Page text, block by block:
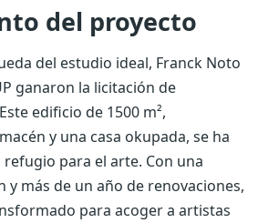
del proyecto
del estudio ideal, Franck Noto
ganaron la licitación de
edificio de 1500 m²,
y una casa okupada, se ha
para el arte. Con una
más de un año de renovaciones,
para acoger a artistas